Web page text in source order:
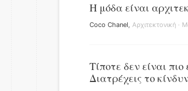
Η μόδα είναι
Coco Chanel, Αρχιτεκτονική ·
Τίποτε δεν είναι
Διατρέχεις το